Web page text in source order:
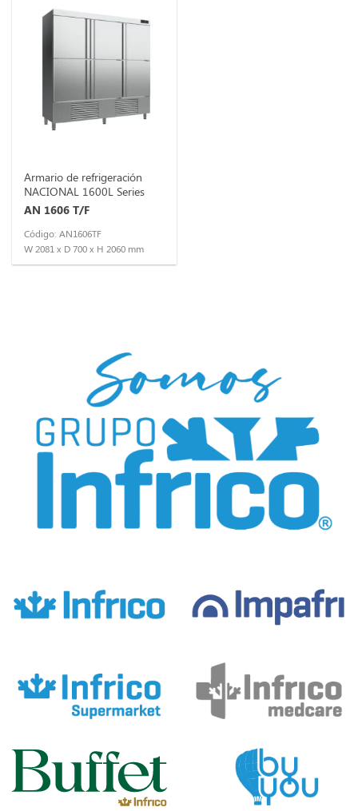
Armario de refrigeración
NACIONAL 1600L Series
AN 1606 T/F
Código: AN1606TF
W 2081 x D 700 x H 2060 mm